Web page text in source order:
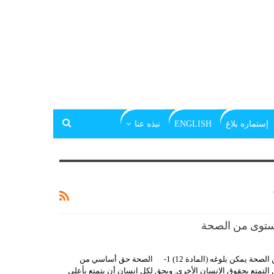
إستماره بلاغ ENGLISH نبذه عنا
من الصحة
الحق في التمتع بأعلى مستوى من الصحة يمكن بلوغه (المادة 12) 1- الصحة حق أساسي من
بحقوق الإنسان الأخرى. ويحق لكل إنسان أن يتمتع بأعلى